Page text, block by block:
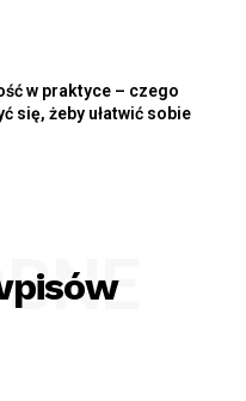
w praktyce – czego
się, żeby ułatwić sobie